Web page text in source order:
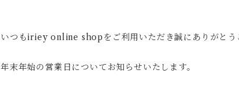
いつもiriey online shopをご利用いただき誠にありがとう
年末年始の営業日についてお知らせいたします。